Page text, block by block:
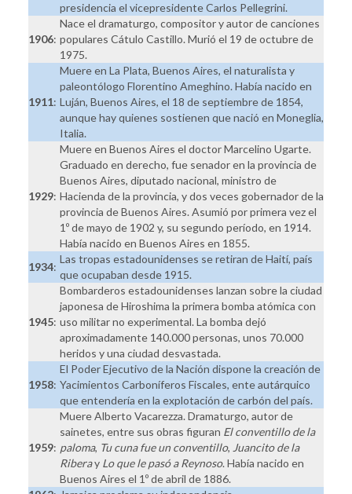
presidencia el vicepresidente Carlos Pellegrini.
1906:
Nace el dramaturgo, compositor y autor de canciones
populares Cátulo Castillo. Murió el 19 de octubre de
1975.
1911:
Muere en La Plata, Buenos Aires, el naturalista y
paleontólogo Florentino Ameghino. Había nacido en
Luján, Buenos Aires, el 18 de septiembre de 1854,
aunque hay quienes sostienen que nació en Moneglia,
Italia.
1929:
Muere en Buenos Aires el doctor Marcelino Ugarte.
Graduado en derecho, fue senador en la provincia de
Buenos Aires, diputado nacional, ministro de
Hacienda de la provincia, y dos veces gobernador de la
provincia de Buenos Aires. Asumió por primera vez el
1º de mayo de 1902 y, su segundo período, en 1914.
Había nacido en Buenos Aires en 1855.
1934:
Las tropas estadounidenses se retiran de Haití, país
que ocupaban desde 1915.
1945:
Bombarderos estadounidenses lanzan sobre la ciudad
japonesa de Hiroshima la primera bomba atómica con
uso militar no experimental. La bomba dejó
aproximadamente 140.000 personas, unos 70.000
heridos y una ciudad desvastada.
1958:
El Poder Ejecutivo de la Nación dispone la creación de
Yacimientos Carboníferos Fiscales, ente autárquico
que entendería en la explotación de carbón del país.
1959:
Muere Alberto Vacarezza. Dramaturgo, autor de
sainetes, entre sus obras figuran El conventillo de la
paloma, Tu cuna fue un conventillo, Juancito de la
Riberay Lo que le pasó a Reynoso. Había nacido en
Buenos Aires el 1º de abril de 1886.